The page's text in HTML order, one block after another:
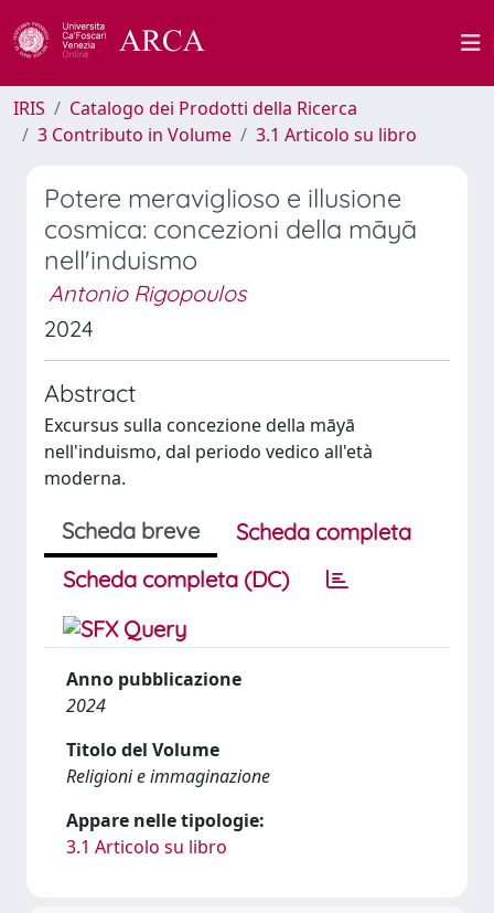
IRIS
Catalogo dei Prodotti della Ricerca
3 Contributo in Volume
3.1 Articolo su libro
Potere meraviglioso e illusione
cosmica: concezioni della māyā
nell'induismo
Antonio Rigopoulos
2024
Abstract
Excursus sulla concezione della māyā
nell'induismo, dal periodo vedico all'età
moderna.
Scheda breve
Scheda completa
Scheda completa (DC)
Anno pubblicazione
2024
Titolo del Volume
Religioni e immaginazione
Appare nelle tipologie:
3.1 Articolo su libro